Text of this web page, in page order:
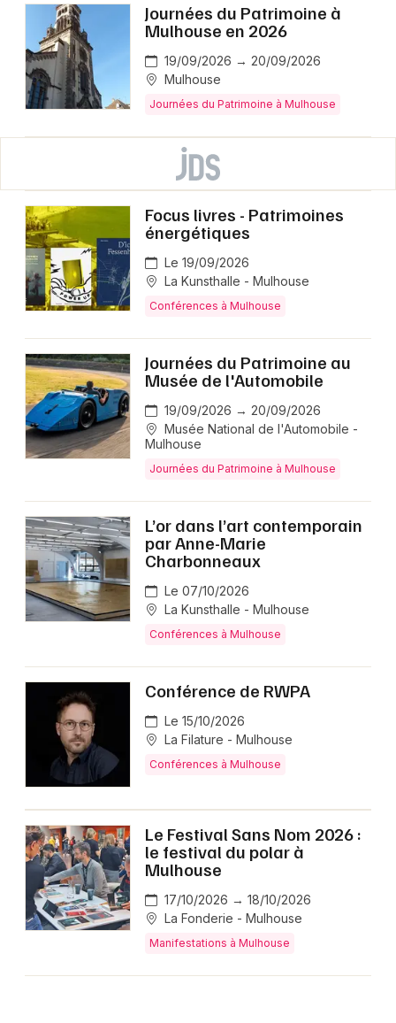
Journées du Patrimoine à
Mulhouse en 2026
19/09/2026 → 20/09/2026
Mulhouse
Journées du Patrimoine à Mulhouse
Focus livres - Patrimoines
énergétiques
Le 19/09/2026
La Kunsthalle - Mulhouse
Conférences à Mulhouse
Journées du Patrimoine au
Musée de l'Automobile
19/09/2026 → 20/09/2026
Musée National de l'Automobile -
Mulhouse
Journées du Patrimoine à Mulhouse
L’or dans l’art contemporain
par Anne-Marie
Charbonneaux
Le 07/10/2026
La Kunsthalle - Mulhouse
Conférences à Mulhouse
Conférence de RWPA
Le 15/10/2026
La Filature - Mulhouse
Conférences à Mulhouse
Le Festival Sans Nom 2026 :
le festival du polar à
Mulhouse
17/10/2026 → 18/10/2026
La Fonderie - Mulhouse
Manifestations à Mulhouse